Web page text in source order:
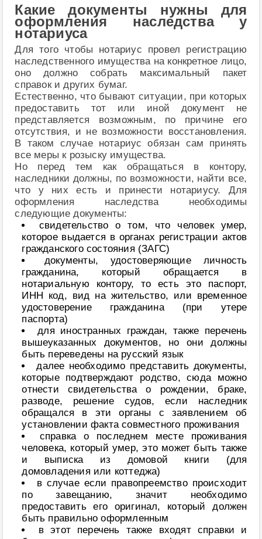
Какие документы нужны для
оформления наследства у
нотариуса
Для того чтобы нотариус провел регистрацию
наследственного имущества на конкретное лицо,
оно должно собрать максимальный пакет
справок и других бумаг.
Естественно, что бывают ситуации, при которых
предоставить тот или иной документ не
представляется возможным, по причине его
отсутствия, и не возможности восстановления.
В таком случае нотариус обязан сам принять
все меры к розыску имущества.
Но перед тем как обращаться в контору,
наследники должны, по возможности, найти все,
что у них есть и принести нотариусу. Для
оформления наследства необходимы
следующие документы:
свидетельство о том, что человек умер,
которое выдается в органах регистрации актов
гражданского состояния (ЗАГС)
документы, удостоверяющие личность
гражданина, который обращается в
нотариальную контору, то есть это паспорт,
ИНН код, вид на жительство, или временное
удостоверение гражданина (при утере
паспорта)
для иностранных граждан, также перечень
вышеуказанных документов, но они должны
быть переведены на русский язык
далее необходимо представить документы,
которые подтверждают родство, сюда можно
отнести свидетельства о рождении, браке,
разводе, решение судов, если наследник
обращался в эти органы с заявлением об
установлении факта совместного проживания
справка о последнем месте проживания
человека, который умер, это может быть также
и выписка из домовой книги (для
домовладения или коттеджа)
в случае если правопреемство происходит
по завещанию, значит необходимо
предоставить его оригинал, который должен
быть правильно оформленным
в этот перечень также входят справки и